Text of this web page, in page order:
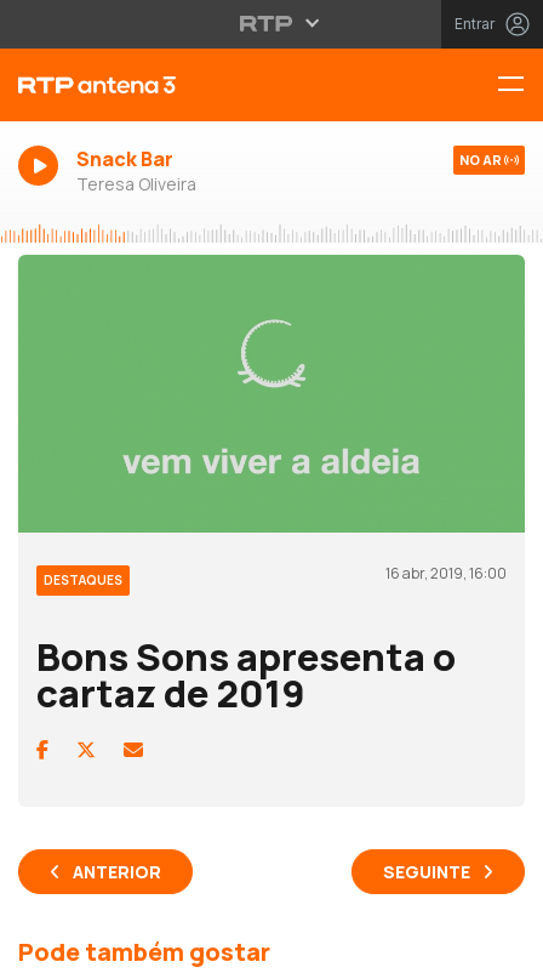
Entrar
Snack Bar
Teresa Oliveira
NO AR
DESTAQUES 16 abr, 2019, 16:00
Bons Sons apresenta o
cartaz de 2019
ANTERIOR SEGUINTE
Pode também gostar